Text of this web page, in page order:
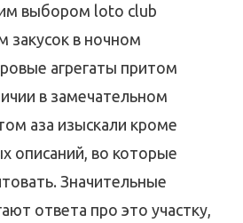
выбором loto club
закусок в ночном
агрегаты притом
в замечательном
аза изыскали кроме
описаний, во которые
Значительные
ответа про это участку,